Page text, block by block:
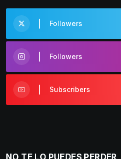
Followers
Followers
Subscribers
NO TE LO PUEDES PERDER